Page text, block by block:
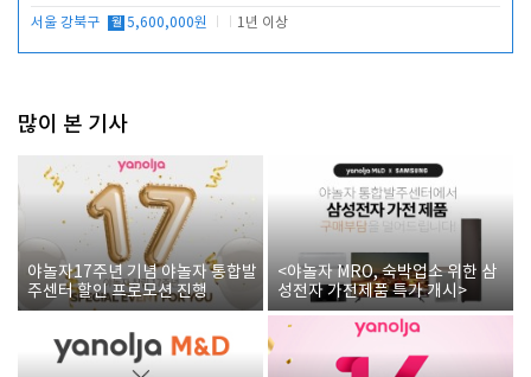
서울 강북구 월 5,600,000원 1년 이상
많이 본 기사
야놀자17주년 기념 야놀자 통합발
주센터 할인 프로모션 진행
<야놀자 MRO, 숙박업소 위한 삼
성전자 가전제품 특가 개시>